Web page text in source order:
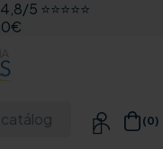
5 ⭐⭐⭐⭐⭐
 (0)